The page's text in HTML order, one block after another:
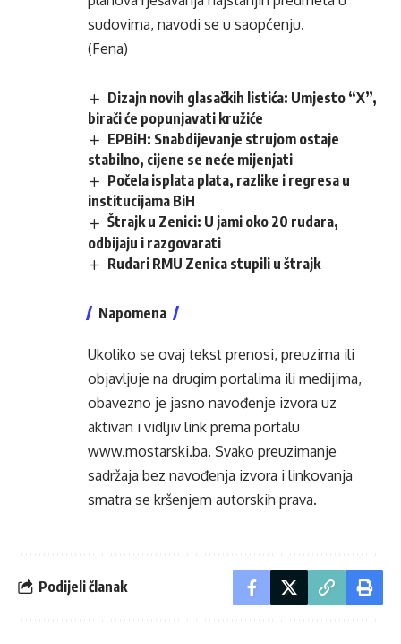
sudovima, navodi se u saopćenju.
(Fena)
Dizajn novih glasačkih listića: Umjesto “X”,
birači će popunjavati kružiće
EPBiH: Snabdijevanje strujom ostaje
stabilno, cijene se neće mijenjati
Počela isplata plata, razlike i regresa u
institucijama BiH
Štrajk u Zenici: U jami oko 20 rudara,
odbijaju i razgovarati
Rudari RMU Zenica stupili u štrajk
Napomena
Ukoliko se ovaj tekst prenosi, preuzima ili
objavljuje na drugim portalima ili medijima,
obavezno je jasno navođenje izvora uz
aktivan i vidljiv link prema portalu
www.mostarski.ba. Svako preuzimanje
sadržaja bez navođenja izvora i linkovanja
smatra se kršenjem autorskih prava.
Podijeli članak